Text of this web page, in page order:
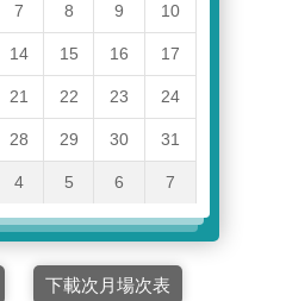
7 8 9 10
14 15 16 17
21 22 23 24
28 29 30 31
4 5 6 7
下載次月場次表